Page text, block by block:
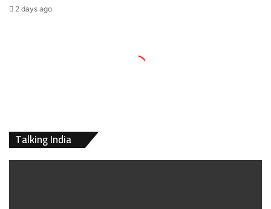
2 days ago
Talking India